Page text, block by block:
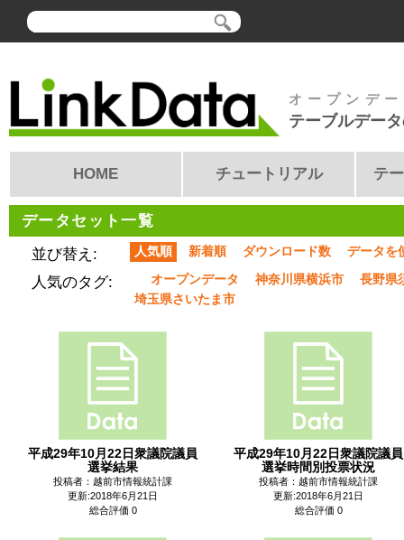
オープンデ
テーブルデー
HOME チュートリアル テ
データセット一覧
並び替え:
人気順 新着順 ダウンロード数 データを
人気のタグ: オープンデータ 神奈川県横浜市
長野県
埼玉県さいたま市
平成29年10月22日衆議院議員
選挙結果
投稿者：越前市情報統計課
更新:2018年6月21日
総合評価 0
平成29年10月22日衆議院議員
選挙時間別投票状況
投稿者：越前市情報統計課
更新:2018年6月21日
総合評価 0